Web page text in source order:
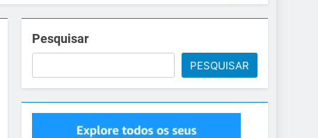
Pesquisar
PESQUISAR